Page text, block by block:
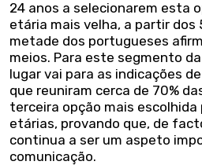
24 anos a selecionarem esta
etária mais velha, a partir dos
metade dos portugueses
meios. Para este segmento
lugar vai para as indicações
que reuniram cerca de 70%
terceira opção mais
etárias, provando que, de
continua a ser um aspeto
comunicação.